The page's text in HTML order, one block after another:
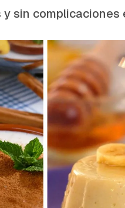
sin complicaciones